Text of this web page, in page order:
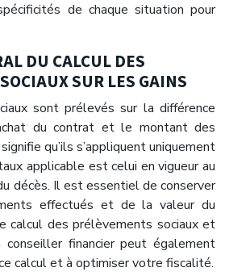
de chaque situation pour
DU CALCUL DES
SUR LES GAINS
sont prélevés sur la différence
du contrat et le montant des
qu’ils s’appliquent uniquement
applicable est celui en vigueur au
décès. Il est essentiel de conserver
effectués et de la valeur du
calcul des prélèvements sociaux et
financier peut également
calcul et à optimiser votre fiscalité.